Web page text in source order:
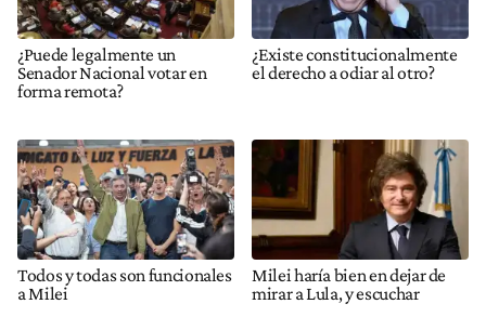
¿Puede legalmente un
Senador Nacional votar en
forma remota?
¿Existe constitucionalmente
el derecho a odiar al otro?
Todos y todas son funcionales
a Milei
Milei haría bien en dejar de
mirar a Lula, y escuchar